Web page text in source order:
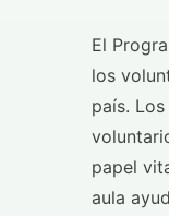
El
los
país.
papel
aula